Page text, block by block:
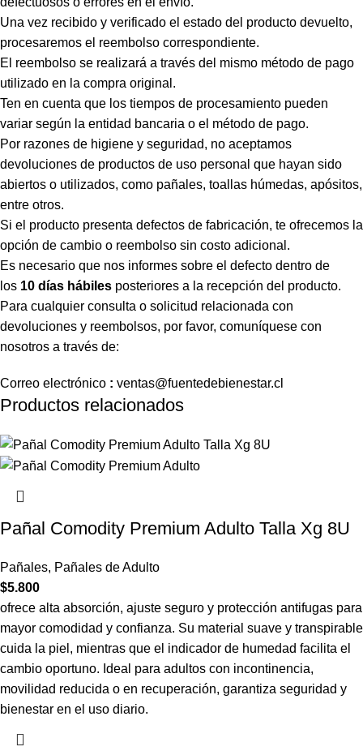
Una vez recibido y verificado el estado del producto devuelto,
procesaremos el reembolso correspondiente.
El reembolso se realizará a través del mismo método de pago
utilizado en la compra original.
Ten en cuenta que los tiempos de procesamiento pueden
variar según la entidad bancaria o el método de pago.
Por razones de higiene y seguridad, no aceptamos
devoluciones de productos de uso personal que hayan sido
abiertos o utilizados, como pañales, toallas húmedas, apósitos,
entre otros.
Si el producto presenta defectos de fabricación, te ofrecemos la
opción de cambio o reembolso sin costo adicional.
Es necesario que nos informes sobre el defecto dentro de
los 10 días hábiles posteriores a la recepción del producto.
Para cualquier consulta o solicitud relacionada con
devoluciones y reembolsos, por favor, comuníquese con
nosotros a través de:
Correo electrónico : ventas@fuentedebienestar.cl
Productos relacionados
Pañal Comodity Premium Adulto Talla Xg 8U
Pañales, Pañales de Adulto
$5.800
ofrece alta absorción, ajuste seguro y protección antifugas para
mayor comodidad y confianza. Su material suave y transpirable
cuida la piel, mientras que el indicador de humedad facilita el
cambio oportuno. Ideal para adultos con incontinencia,
movilidad reducida o en recuperación, garantiza seguridad y
bienestar en el uso diario.